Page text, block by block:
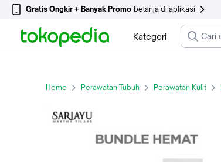
Gratis Ongkir + Banyak Promo belanja di aplikasi
Kategori
Home Perawatan Tubuh Perawatan Kulit